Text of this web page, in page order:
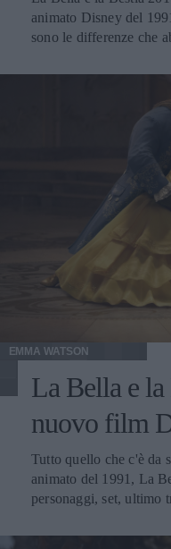
animato Disney del
sono le differenze che
EMMA WATSON
La Bella e
nuovo film
Tutto quello che c'è da
animato del 1991, La
personaggi, set, ultimo